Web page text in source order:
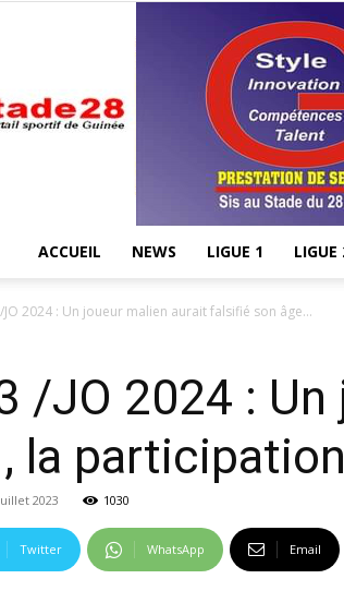
ACCUEIL NEWS LIGUE 1 LIGUE
JO 2024 : Un joueur malien aurait falsifié son âge...
/JO 2024 :
la
2023 1030
Twitter WhatsApp Email